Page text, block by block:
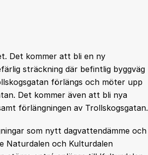
Det kommer att bli en ny
sträckning där befintlig byggväg
förlängs och möter upp
Det kommer även att bli nya
förlängningen av Trollskogsgatan.
som nytt dagvattendämme och
Naturdalen och Kulturdalen